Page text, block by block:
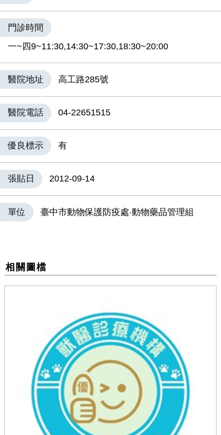
門診時間
一~四9~11:30,14:30~17:30,18:30~20:00
醫院地址 高工路285號
醫院電話 04-22651515
優良標示 有
張貼日 2012-09-14
單位 臺中市動物保護防疫處‧動物藥品管理組
相關圖檔